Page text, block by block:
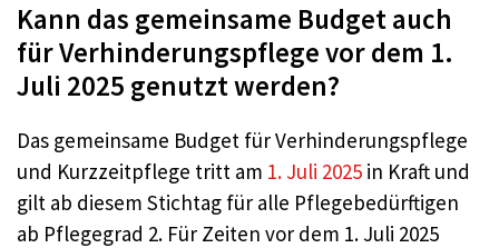
Kann das gemeinsame Budget auch
für Verhinderungspflege vor dem 1.
Juli 2025 genutzt werden?
Das gemeinsame Budget für Verhinderungspflege
und Kurzzeitpflege tritt am 1. Juli 2025 in Kraft und
gilt ab diesem Stichtag für alle Pflegebedürftigen
ab Pflegegrad 2. Für Zeiten vor dem 1. Juli 2025